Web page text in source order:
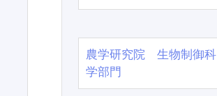
農学研究院 生物制御科
学部門